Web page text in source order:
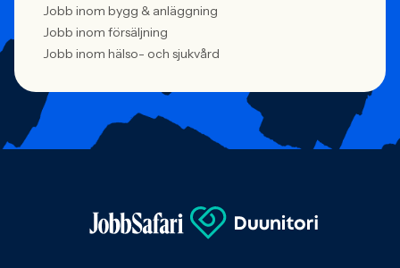
Jobb inom bygg & anläggning
Jobb inom försäljning
Jobb inom hälso- och sjukvård